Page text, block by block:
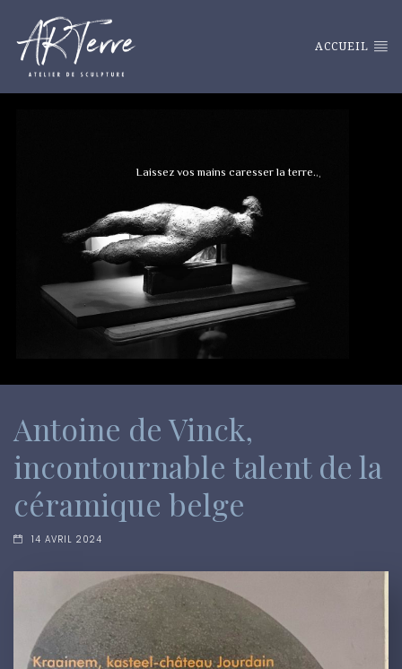
ACCUEIL
Laissezvos mains caresserla terre...
Antoine de Vinck,
incontournable talent de la
céramique belge
14 AVRIL 2024